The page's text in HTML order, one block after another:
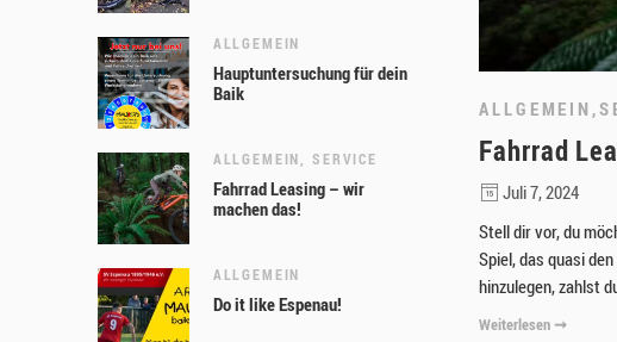
ALLGEMEIN ,
Fahrrad
Juli 7, 2024
Stell dir vor, du
Spiel, das quasi
hinzulegen, zahlst
Weiterlesen ➞
ALLGEMEIN
Hauptuntersuchung für dein
Baik
ALLGEMEIN, SERVICE
Fahrrad Leasing – wir
machen das!
ALLGEMEIN
Do it like Espenau!